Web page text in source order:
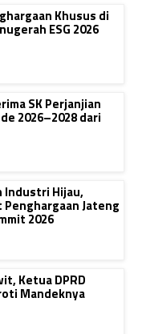
Khusus di
ESG 2026
SK Perjanjian
2026–2028 dari
Industri Hijau,
Penghargaan Jateng
2026
Ketua DPRD
Mandeknya